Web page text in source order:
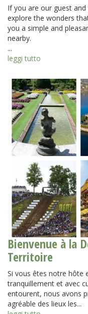
If you are our guest
explore the wonders
you a simple and
nearby.
...
leggi tutto
Bienvenue à la
Territoire
Si vous êtes notre hôte
tranquillement et avec
entourent, nous avons
agréable des lieux les...